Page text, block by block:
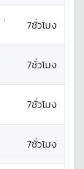
:
7ชั่วโมง
7ชั่วโมง
7ชั่วโมง
7ชั่วโมง